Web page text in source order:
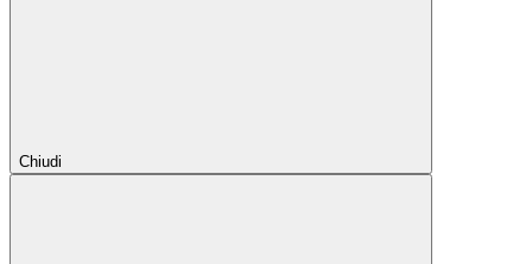
Chiudi